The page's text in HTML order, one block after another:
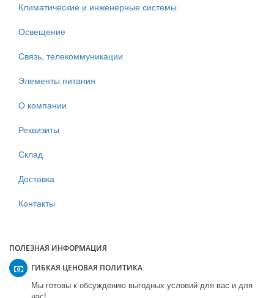
Климатические и инженерные системы
Освещение
Связь, телекоммуникации
Элементы питания
О компании
Реквизиты
Склад
Доставка
Контакты
ПОЛЕЗНАЯ ИНФОРМАЦИЯ
ГИБКАЯ ЦЕНОВАЯ ПОЛИТИКА
Мы готовы к обсуждению выгодных условий для вас и для